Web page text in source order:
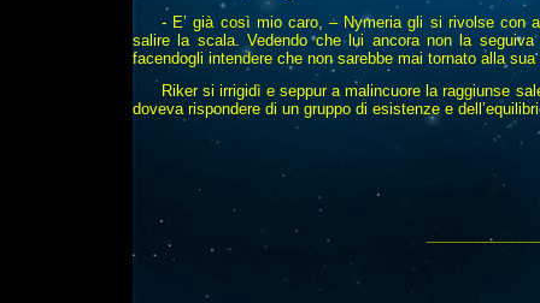
- E’ già così mio caro, – Nymeria gli si rivolse con
salire la scala. Vedendo che lui ancora non la
facendogli intendere che non sarebbe mai tornato alla
Riker si irrigidì e seppur a malincuore la raggiunse
doveva rispondere di un gruppo di esistenze e